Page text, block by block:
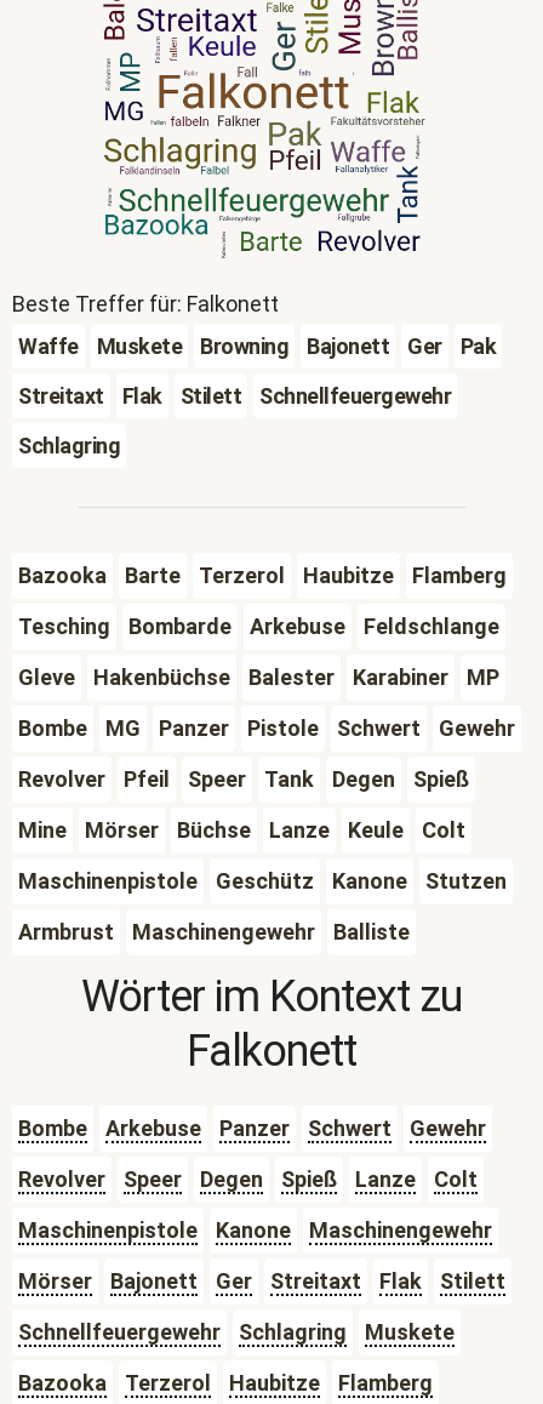
Beste Treffer für: Falkonett
Waffe
Muskete Browning Bajonett Ger
Pak
Streitaxt
Flak Stilett
Schnellfeuergewehr
Schlagring
Bazooka Barte Terzerol Haubitze
Flamberg
Tesching
Bombarde Arkebuse
Feldschlange
Gleve
Hakenbüchse Balester Karabiner
MP
Bombe
MG Panzer Pistole Schwert
Gewehr
Revolver
Pfeil Speer Tank Degen
Spieß
Mine
Mörser Büchse Lanze Keule
Colt
Maschinenpistole
Geschütz Kanone
Stutzen
Armbrust
Maschinengewehr Balliste
Wörter im Kontext zu
Falkonett
Bombe Arkebuse Panzer Schwert
Gewehr
Revolver
Speer Degen Spieß Lanze
Colt
Maschinenpistole
Kanone
Maschinengewehr
Mörser
Bajonett Ger Streitaxt Flak
Stilett
Schnellfeuergewehr
Schlagring
Muskete
Bazooka
Terzerol Haubitze Flamberg